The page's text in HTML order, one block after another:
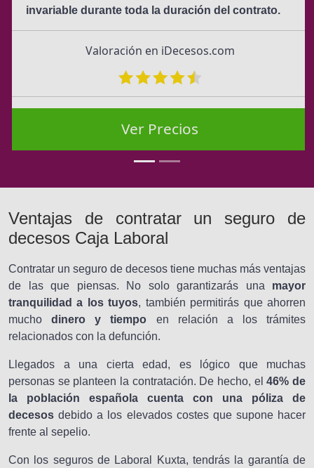
invariable durante toda la duración del contrato.
Valoración en iDecesos.com
Ver Precios
Ventajas de contratar un seguro de
decesos Caja Laboral
Contratar un seguro de decesos tiene muchas más ventajas
de las que piensas. No solo garantizarás una mayor
tranquilidad a los tuyos, también permitirás que ahorren
muchodinero y tiempo en relación a los trámites
relacionados con la defunción.
Llegados a una cierta edad, es lógico que muchas
personas se planteen la contratación. De hecho, el46% de
la población española cuenta con una póliza de
decesos debido a los elevados costes que supone hacer
frente al sepelio.
Con los seguros de Laboral Kuxta, tendrás la garantía de